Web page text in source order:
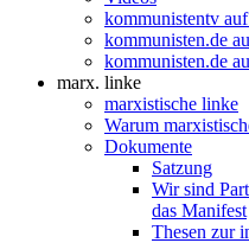
kommunistentv
kommunisten.de
kommunisten.de
marx. linke
marxistische linke
Warum
Dokumente
Satzung
Wir sind
das Manifest
Thesen zur